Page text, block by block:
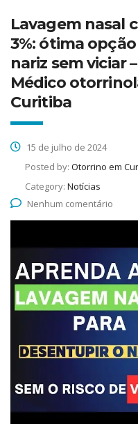
Lavagem nasal
3%: ótima
nariz sem viciar
Médico
Curitiba
15 de julho de 2024
Posted by: Otorrino em
Category: Notícias
Nenhum comentário